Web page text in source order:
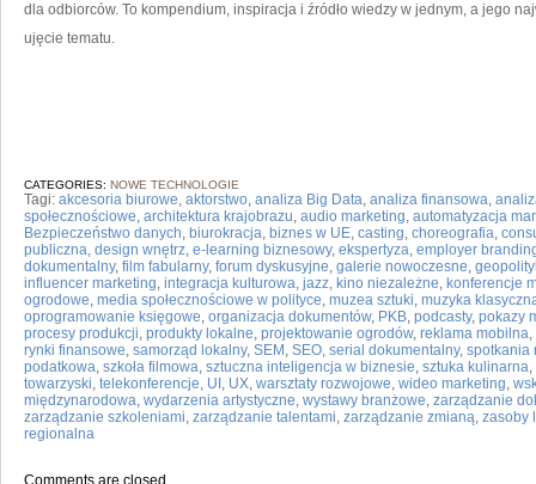
dla odbiorców. To kompendium, inspiracja i źródło wiedzy w jednym, a jego
ujęcie tematu.
CATEGORIES: NOWE TECHNOLOGIE
Tagi: akcesoria biurowe, aktorstwo, analiza Big Data, analiza finansowa,
społecznościowe, architektura krajobrazu, audio marketing, automatyzacja
Bezpieczeństwo danych, biurokracja, biznes w UE, casting, choreografia,
publiczna, design wnętrz, e-learning biznesowy, ekspertyza, employer
dokumentalny, film fabularny, forum dyskusyjne, galerie nowoczesne,
influencer marketing, integracja kulturowa, jazz, kino niezależne, konferencje
ogrodowe, media społecznościowe w polityce, muzea sztuki, muzyka
oprogramowanie księgowe, organizacja dokumentów, PKB, podcasty, pokazy
procesy produkcji, produkty lokalne, projektowanie ogrodów, reklama mobilna,
rynki finansowe, samorząd lokalny, SEM , SEO, serial dokumentalny, spotkania
podatkowa, szkoła filmowa, sztuczna inteligencja w biznesie, sztuka kulinarna,
towarzyski, telekonferencje, UI , UX, warsztaty rozwojowe, wideo marketing,
międzynarodowa, wydarzenia artystyczne, wystawy branżowe, zarządzanie
zarządzanie szkoleniami, zarządzanie talentami, zarządzanie zmianą, zasoby
regionalna
Comments are closed.